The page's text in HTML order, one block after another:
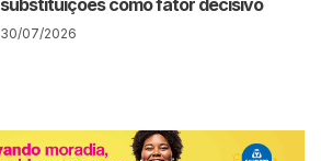
substituições como fator decisivo
30/07/2026